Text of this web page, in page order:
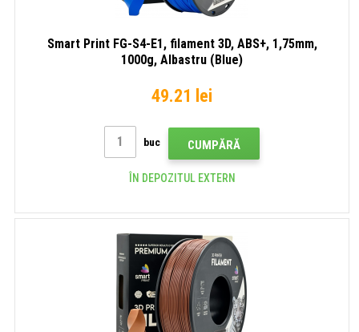
Smart Print FG-S4-E1, filament 3D, ABS+, 1,75mm,
1000g, Albastru (Blue)
49.21 lei
buc CUMPĂRĂ
ÎN DEPOZITUL EXTERN